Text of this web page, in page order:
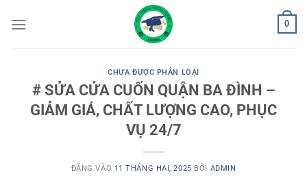
qua
0
CHƯA ĐƯỢC PHÂN LOẠI
# SỬA CỬA CUỐN QUẬN BA ĐÌNH –
GIẢM GIÁ, CHẤT LƯỢNG CAO, PHỤC
VỤ 24/7
ĐĂNG VÀO 11 THÁNG HAI, 2025 BỞI ADMIN